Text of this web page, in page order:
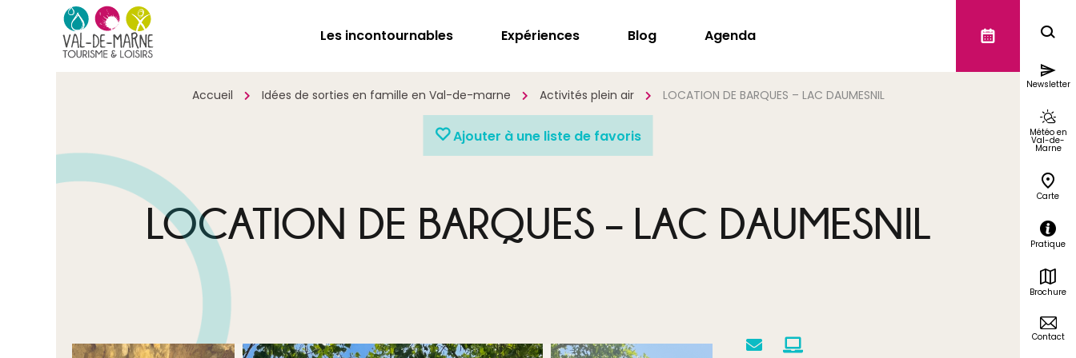
Les incontournables Expériences Blog Agenda
Accueil Idées de sorties en famille en Val-de-marne Activités plein air LOCATION DE BARQUES – LAC DAUMESNIL
Newsletter
Météo en
Val-de-
Marne
Carte
Pratique
Brochure
Contact
Ajouter à une liste de favoris
LOCATION DE BARQUES – LAC DAUMESNIL